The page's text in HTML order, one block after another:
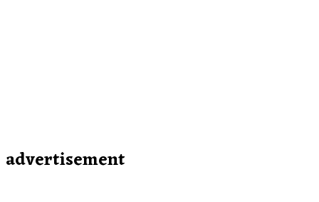
advertisement